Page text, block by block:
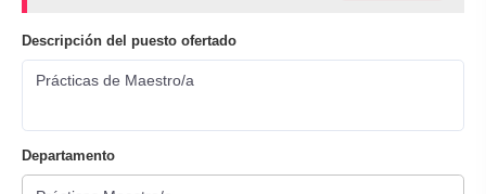
Descripción del puesto ofertado
Prácticas de Maestro/a
Departamento